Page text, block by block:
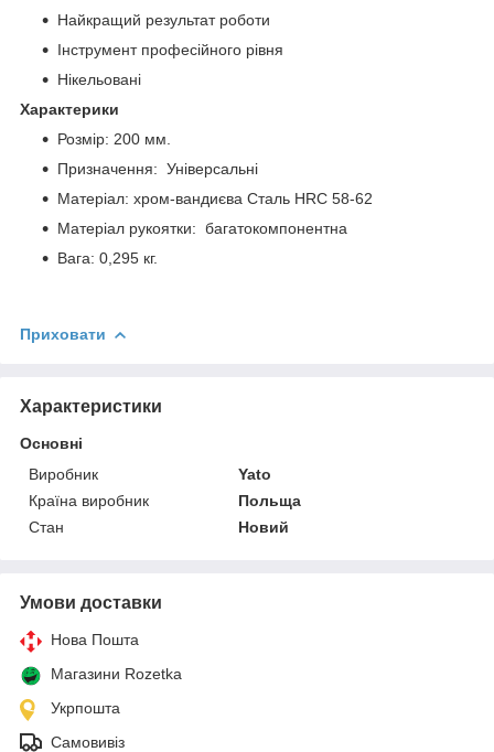
Найкращий результат роботи
Інструмент професійного рівня
Нікельовані
Характерики
Розмір: 200 мм.
Призначення: Універсальні
Матеріал: хром-вандиєва Сталь HRC 58-62
Матеріал рукоятки: багатокомпонентна
Вага: 0,295 кг.
Приховати
Характеристики
Основні
Виробник
Yato
Країна виробник
Польща
Стан
Новий
Умови доставки
Нова Пошта
Магазини Rozetka
Укрпошта
Самовивіз